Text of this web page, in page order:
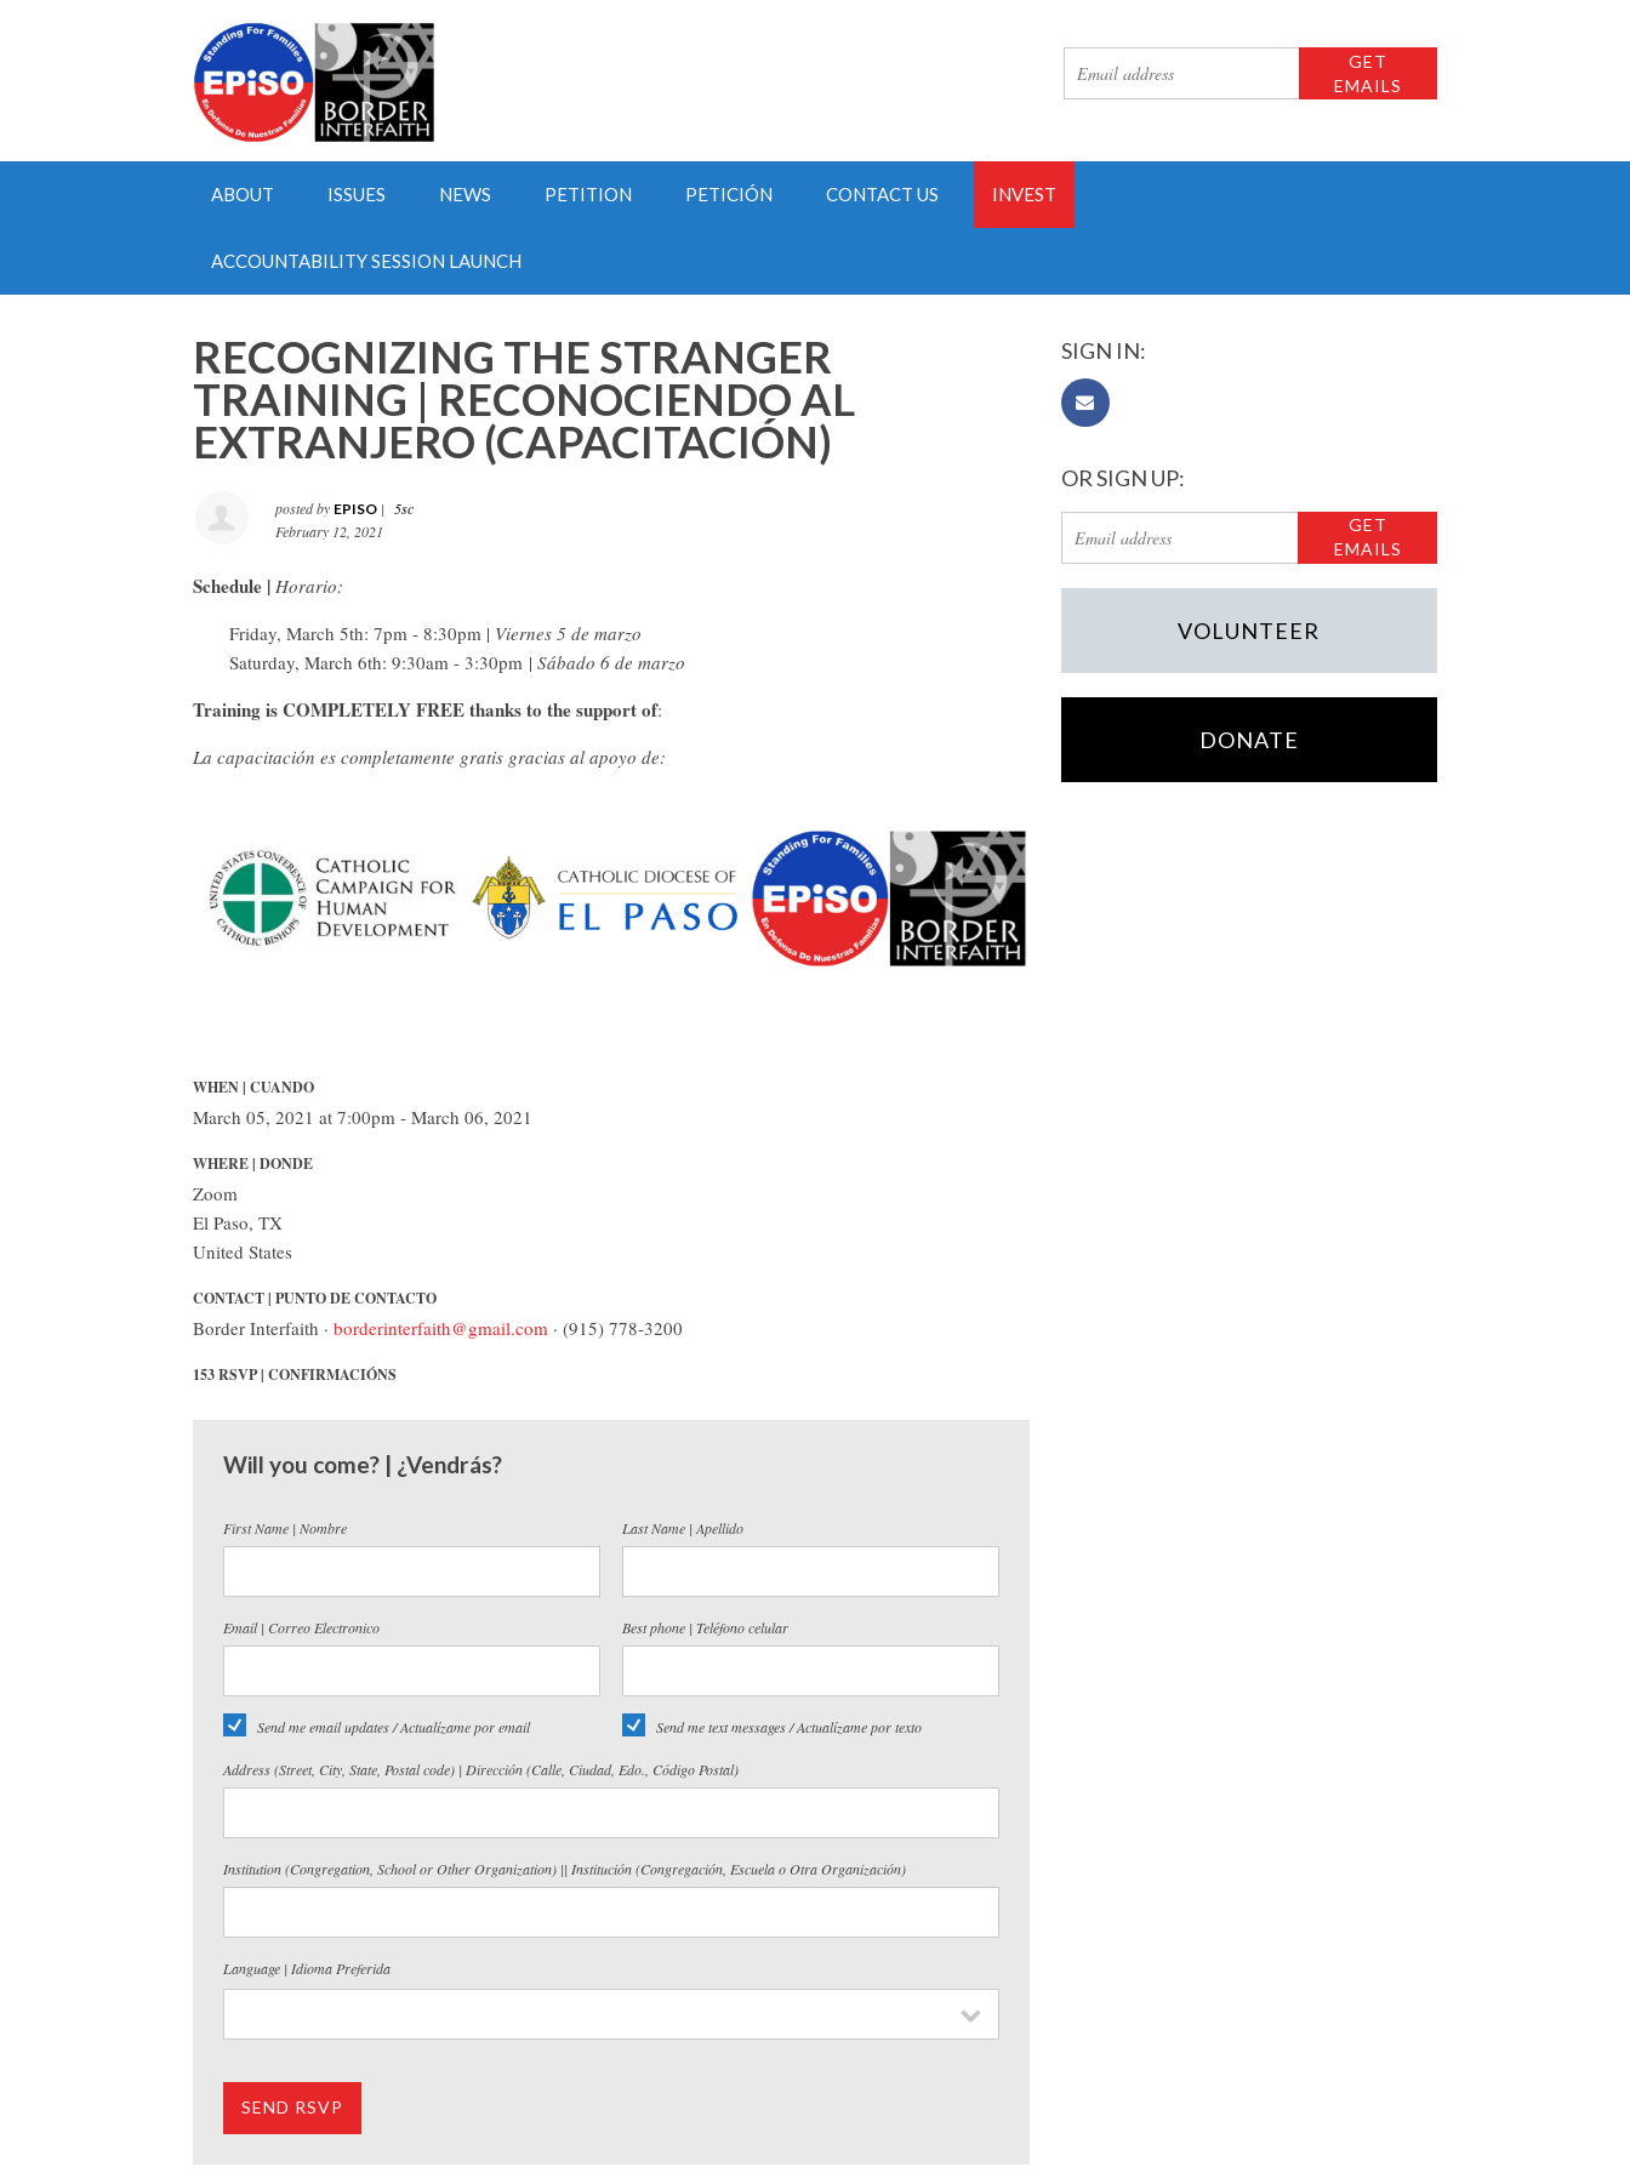
ABOUT ISSUES NEWS PETITION PETICIÓN CONTACT US INVEST
ACCOUNTABILITY SESSION LAUNCH
RECOGNIZING THE STRANGER
TRAINING | RECONOCIENDO AL
EXTRANJERO (CAPACITACIÓN)
posted by EPISO |
5sc
February 12, 2021
Schedule | Horario:
Friday, March 5th: 7pm - 8:30pm | Viernes 5 de marzo
Saturday, March 6th: 9:30am - 3:30pm | Sábado 6 de marzo
Training is COMPLETELY FREEthanks to the support of:
La capacitación es completamente gratis gracias al apoyo de:
WHEN | CUANDO
March 05, 2021 at 7:00pm - March 06, 2021
WHERE | DONDE
Zoom
El Paso, TX
United States
CONTACT | PUNTO DE CONTACTO
Border Interfaith · borderinterfaith@gmail.com · (915) 778-3200
153 RSVP | CONFIRMACIÓNS
Will you come? | ¿Vendrás?
First Name | Nombre Last Name | Apellido
Email | Correo Electronico Best phone | Teléfono celular
Send me email updates / Actualízame por email Send me text messages / Actualízame por texto
Address (Street, City, State, Postal code) | Dirección (Calle, Ciudad, Edo., Código Postal)
Institution (Congregation, School or Other Organization) || Institución (Congregación, Escuela o Otra Organización)
Language | Idioma Preferida
SIGN IN:
OR SIGN UP:
VOLUNTEER
DONATE